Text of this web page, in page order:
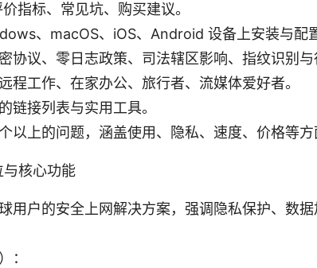
指标、常见坑、购买建议。
、macOS、iOS、Android 设备上安装与配
协议、零日志政策、司法辖区影响、指纹识别与
程工作、在家办公、旅行者、流媒体爱好者。
链接列表与实用工具。
以上的问题，涵盖使用、隐私、速度、价格等方
核心功能
用户的安全上网解决方案，强调隐私保护、数
：